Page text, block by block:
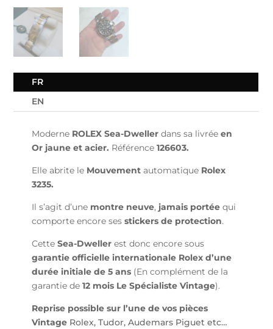
FR
EN
Moderne ROLEX Sea-Dwellerdans sa livréeen
Or jaune et acier. Référence 126603.
Elle abrite le Mouvementautomatique Rolex
3235.
Il s’agit d’une montre neuve, jamais portée qui
comporte encore sesstickers de protection.
CetteSea-Dweller est donc encore sous
garantie officielle internationale Rolex d’une
durée initiale de 5 ans (En complément de la
garantie de12 mois Le Spécialiste Vintage).
Reprise possible sur l’une de vos pièces
Vintage Rolex, Tudor, Audemars Piguet etc…